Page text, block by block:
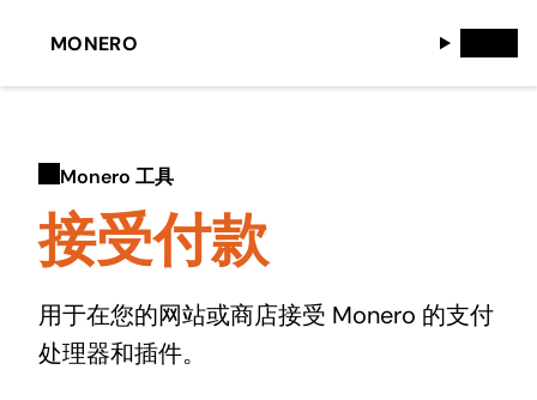
MONERO
Monero 工具
接受付款
用于在您的网站或商店接受 Monero 的支付
处理器和插件。